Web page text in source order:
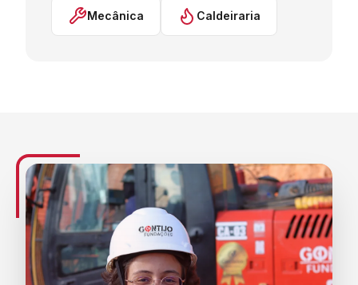
Mecânica Caldeiraria